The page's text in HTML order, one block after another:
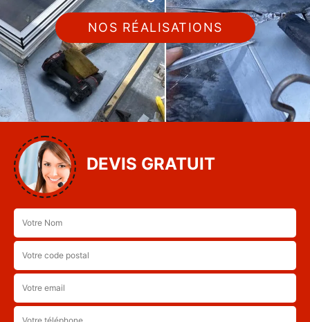
NOS RÉALISATIONS
DEVIS GRATUIT